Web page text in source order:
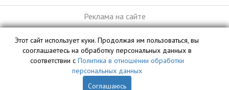
Реклама на сайте
База данных сайта vyvoz.org является интеллектуальной
собственностью ООО «Профит» и охраняется законом.
Этот сайт использует куки. Продолжая им пользоваться, вы
сооглашаетесь на обработку персональных данных в
соответствии с Политика в отношении обработки
персональных данных
Соглашаюсь